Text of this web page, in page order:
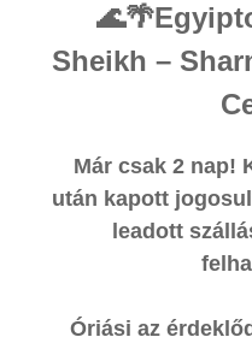
Sheikh –
Már csak 2 nap!
után kapott
leadott
Óriási az